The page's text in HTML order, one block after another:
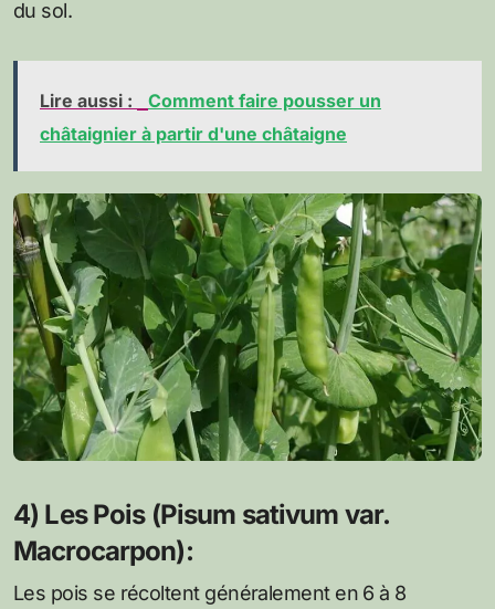
du sol.
Lire aussi :
Comment faire pousser un
châtaignier à partir d'une châtaigne
4) Les Pois (Pisum sativum var.
Macrocarpon):
Les pois se récoltent généralement en 6 à 8